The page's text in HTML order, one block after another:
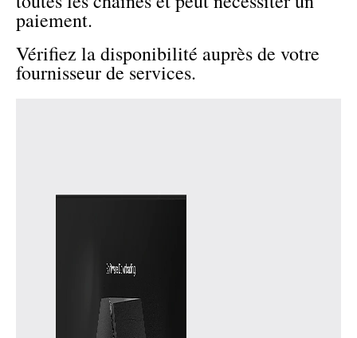
paiement.
Vérifiez la disponibilité auprès de votre
fournisseur de services.